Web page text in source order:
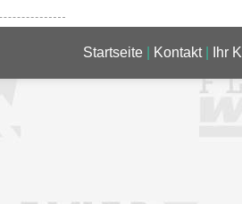
Startseite Kontakt| Ihr